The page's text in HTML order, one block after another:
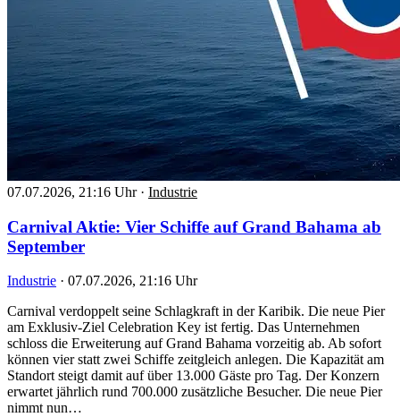
07.07.2026, 21:16 Uhr · Industrie
Carnival Aktie: Vier Schiffe auf Grand Bahama ab
September
Industrie · 07.07.2026, 21:16 Uhr
Carnival verdoppelt seine Schlagkraft in der Karibik. Die neue Pier
am Exklusiv-Ziel Celebration Key ist fertig. Das Unternehmen
schloss die Erweiterung auf Grand Bahama vorzeitig ab. Ab sofort
können vier statt zwei Schiffe zeitgleich anlegen. Die Kapazität am
Standort steigt damit auf über 13.000 Gäste pro Tag. Der Konzern
erwartet jährlich rund 700.000 zusätzliche Besucher. Die neue Pier
nimmt nun…